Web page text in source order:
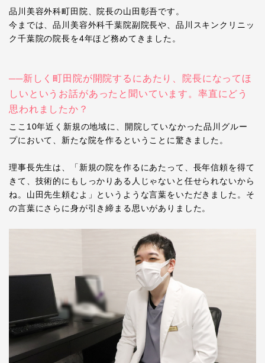
品川美容外科町田院、院長の山田彰吾です。
今までは、品川美容外科千葉院副院長や、品川スキンクリニッ
ク千葉院の院長を4年ほど務めてきました。
──新しく町田院が開院するにあたり、院長になってほ
しいというお話があったと聞いています。率直にどう
思われましたか？
ここ10年近く新規の地域に、開院していなかった品川グルー
プにおいて、新たな院を作るということに驚きました。
理事長先生は、「新規の院を作るにあたって、長年信頼を得て
きて、技術的にもしっかりある人じゃないと任せられないから
ね。山田先生頼むよ」というような言葉をいただきました。そ
の言葉にさらに身が引き締まる思いがありました。